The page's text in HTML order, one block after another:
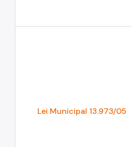
Lei Municipal 13.973/05